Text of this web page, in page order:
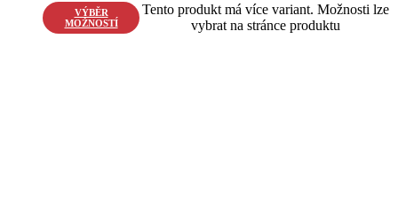
VÝBĚR
MOŽNOSTÍ
Tento produkt má více variant. Možnosti lze
vybrat na stránce produktu